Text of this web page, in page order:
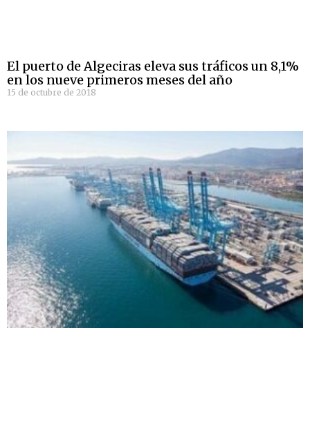
El puerto de Algeciras eleva sus tráficos un 8,1%
en los nueve primeros meses del año
15 de octubre de 2018